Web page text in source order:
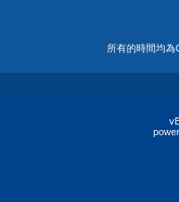
所有的時間均為